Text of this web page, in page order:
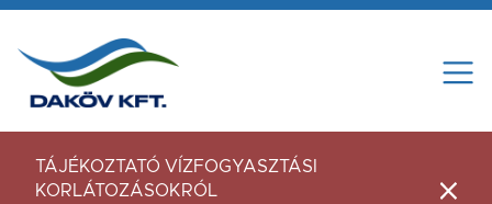
Tovább a tartalomhoz
TÁJÉKOZTATÓ VÍZFOGYASZTÁSI
KORLÁTOZÁSOKRÓL